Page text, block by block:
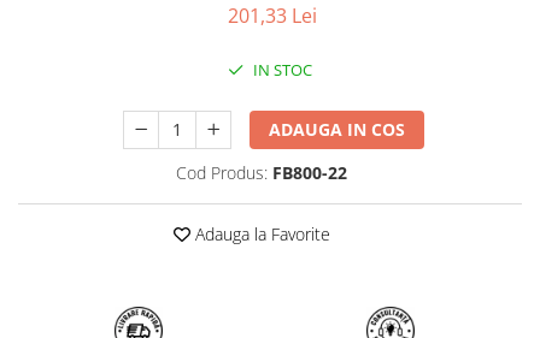
201,33 Lei
IN STOC
ADAUGA IN COS
Cod Produs: FB800-22
Adauga la Favorite